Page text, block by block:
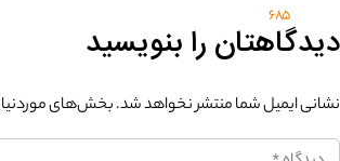
685
دیدگاهتان را بنویسید
نشانی ایمیل شما منتشر نخواهد شد.بخش‌های